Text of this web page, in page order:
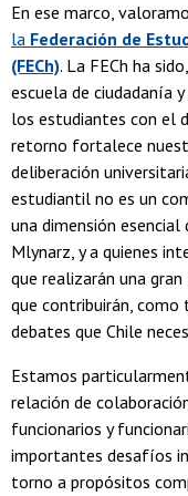
En ese marco,
la Federación de
(FECh). La FECh ha
escuela de ciudadanía
los estudiantes con el
retorno fortalece
deliberación
estudiantil no es un
una dimensión
Mlynarz, y a quienes
que realizarán una
que contribuirán, como
debates que Chile
Estamos
relación de
funcionarios y
importantes desafíos
torno a propósitos